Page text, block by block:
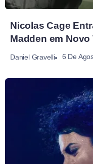
Nicolas Cage
Madden em Novo
Daniel Gravelli 6 De